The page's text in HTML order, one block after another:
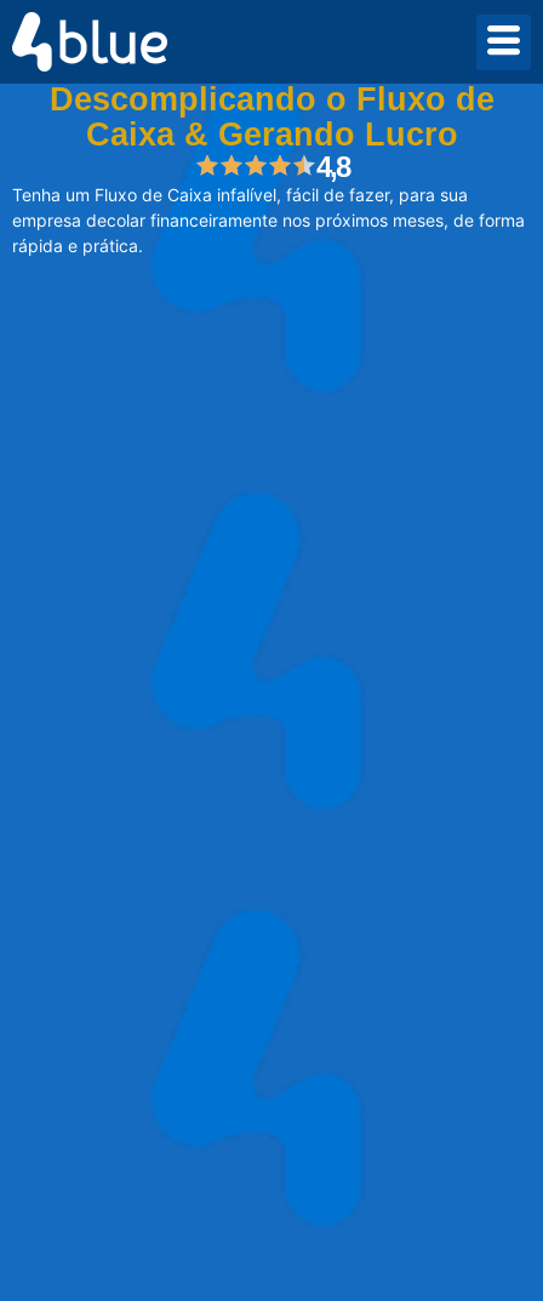
Cursos Descomplicando o Fluxo de Caixa & Gerando Lucro
Descomplicando o Fluxo de
Caixa & Gerando Lucro
4,8
Tenha um Fluxo de Caixa infalível, fácil de fazer, para sua
empresa decolar financeiramente nos próximos meses, de forma
rápida e prática.